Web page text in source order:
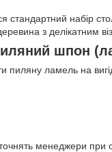
набір
з делікатним
шпон
пиляну ламель на
менеджери